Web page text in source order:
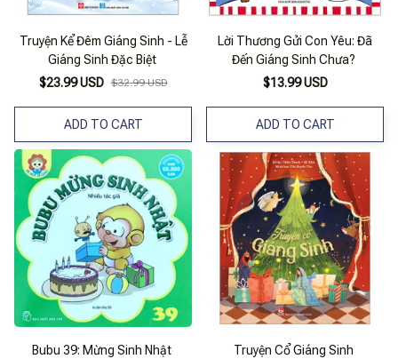
Truyện Kể Đêm Giáng Sinh - Lễ
Giáng Sinh Đặc Biệt
$23.99 USD $32.99 USD
ADD TO CART
Lời Thương Gửi Con Yêu: Đã
Đến Giáng Sinh Chưa?
$13.99 USD
ADD TO CART
Bubu 39: Mừng Sinh Nhật
Truyện Cổ Giáng Sinh